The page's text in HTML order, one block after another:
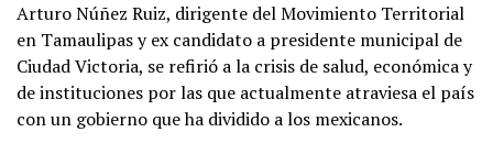
Arturo Núñez Ruiz, dirigente del Movimiento Territorial
en Tamaulipas y ex candidato a presidente municipal de
Ciudad Victoria, se refirió a la crisis de salud, económica y
de instituciones por las que actualmente atraviesa el país
con un gobierno que ha dividido a los mexicanos.